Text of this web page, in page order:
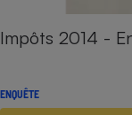
Impôts 2014 -
ENQUÊTE